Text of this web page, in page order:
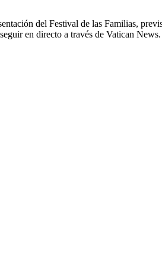
del Festival de las Familias,
en directo a través de Vatican News.